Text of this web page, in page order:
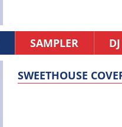
SAMPLER
SWEETHOUSE